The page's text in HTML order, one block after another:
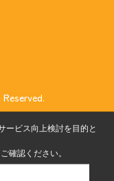
ービス向上検討を目的と
確認ください。